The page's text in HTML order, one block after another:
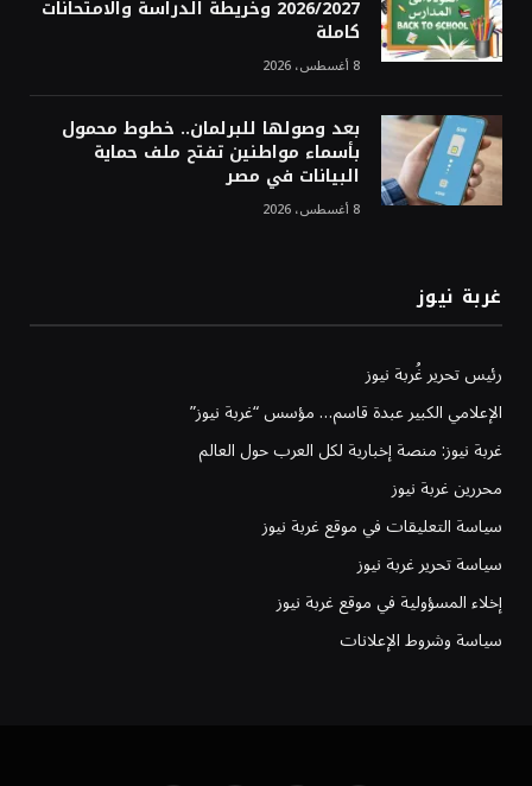
2026/2027 وخريطة الدراسة والامتحانات
كاملة
8 أغسطس، 2026
بعد وصولها للبرلمان.. خطوط محمول
بأسماء مواطنين تفتح ملف حماية
البيانات في مصر
8 أغسطس، 2026
غربة نيوز
رئيس تحرير غُربة نيوز
الإعلامي الكبير عبدة قاسم… مؤسس “غربة نيوز”
غربة نيوز: منصة إخبارية لكل العرب حول العالم
محررين غربة نيوز
سياسة التعليقات في موقع غربة نيوز
سياسة تحرير غربة نيوز
إخلاء المسؤولية في موقع غربة نيوز
سياسة وشروط الإعلانات